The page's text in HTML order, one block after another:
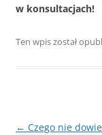
w konsultacjach!
Ten wpis został
Zobacz
← Czego nie